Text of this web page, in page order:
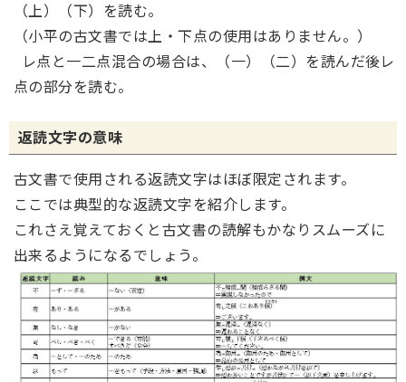
（上）（下）を読む。
（小平の古文書では上・下点の使用はありません。）
レ点と一二点混合の場合は、（一）（二）を読んだ後レ
点の部分を読む。
返読文字の意味
古文書で使用される返読文字はほぼ限定されます。
ここでは典型的な返読文字を紹介します。
これさえ覚えておくと古文書の読解もかなりスムーズに
出来るようになるでしょう。